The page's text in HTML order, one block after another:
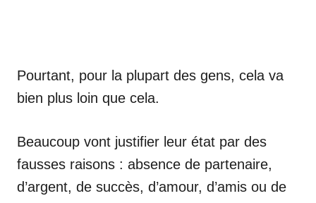
Pourtant, pour la plupart des gens, cela va
bien plus loin que cela.
Beaucoup vont justifier leur état par des
fausses raisons : absence de partenaire,
d’argent, de succès, d’amour, d’amis ou de